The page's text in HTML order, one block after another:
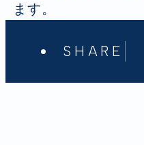
ます。
SHARE